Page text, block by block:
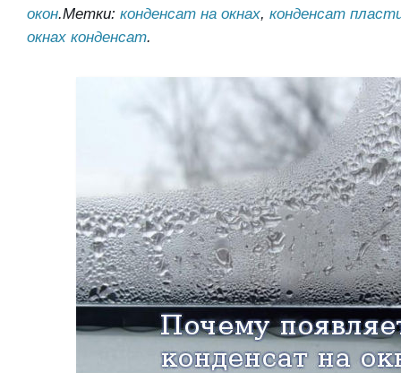
окон.Метки: конденсат на окнах, конденсат
окнах конденсат.